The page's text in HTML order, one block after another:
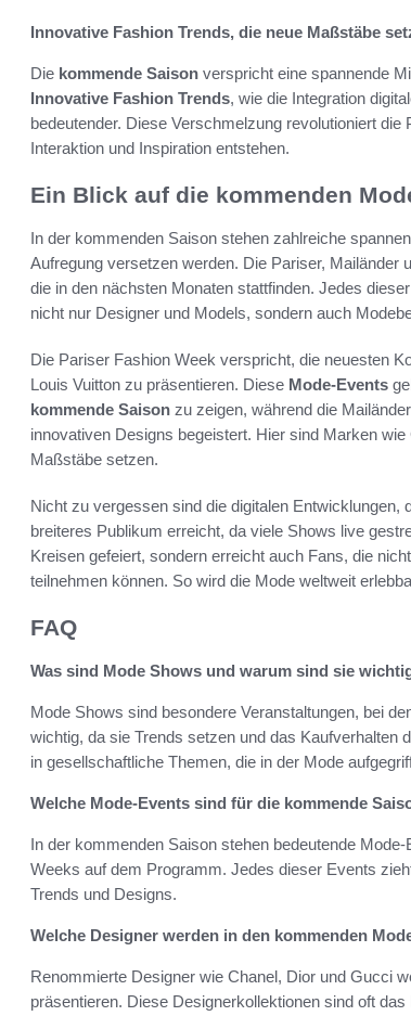
Innovative Fashion Trends, die neue Maßstäbe
Die kommende Saison verspricht eine spannende
Innovative Fashion Trends, wie die Integration
bedeutender. Diese Verschmelzung revolutioniert
Interaktion und Inspiration entstehen.
Ein Blick auf die kommenden
In der kommenden Saison stehen zahlreiche
Aufregung versetzen werden. Die Pariser, Mailänder
die in den nächsten Monaten stattfinden. Jedes
nicht nur Designer und Models, sondern auch
Die Pariser Fashion Week verspricht, die neuesten
Louis Vuitton zu präsentieren. Diese Mode-Events
kommende Saison zu zeigen, während die
innovativen Designs begeistert. Hier sind Marken
Maßstäbe setzen.
Nicht zu vergessen sind die digitalen Entwicklungen,
breiteres Publikum erreicht, da viele Shows live
Kreisen gefeiert, sondern erreicht auch Fans, die
teilnehmen können. So wird die Mode weltweit
FAQ
Was sind Mode Shows und warum sind sie
Mode Shows sind besondere Veranstaltungen, bei
wichtig, da sie Trends setzen und das Kaufverhalten
in gesellschaftliche Themen, die in der Mode
Welche Mode-Events sind für die kommende
In der kommenden Saison stehen bedeutende
Weeks auf dem Programm. Jedes dieser Events
Trends und Designs.
Welche Designer werden in den kommenden
Renommierte Designer wie Chanel, Dior und Gucci
präsentieren. Diese Designerkollektionen sind oft